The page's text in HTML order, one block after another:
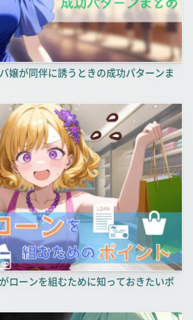
嬢が同伴に誘うときの成功パターンま
ローンを組むために知っておきたいポ